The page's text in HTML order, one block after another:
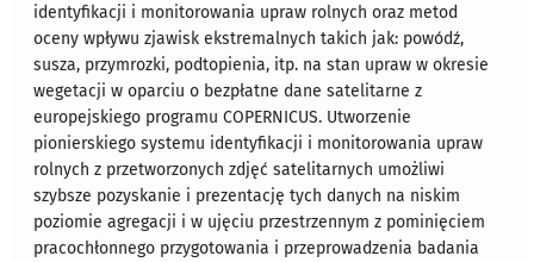
identyfikacji i monitorowania upraw rolnych oraz metod
oceny wpływu zjawisk ekstremalnych takich jak: powódź,
susza, przymrozki, podtopienia, itp. na stan upraw w okresie
wegetacji w oparciu o bezpłatne dane satelitarne z
europejskiego programu COPERNICUS. Utworzenie
pionierskiego systemu identyfikacji i monitorowania upraw
rolnych z przetworzonych zdjęć satelitarnych umożliwi
szybsze pozyskanie i prezentację tych danych na niskim
poziomie agregacji i w ujęciu przestrzennym z pominięciem
pracochłonnego przygotowania i przeprowadzenia badania